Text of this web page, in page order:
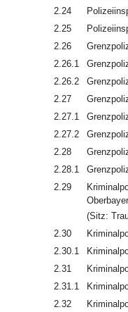
2.24
2.25
2.26
2.26.1
2.26.2
2.27
2.27.1
2.27.2
2.28
2.28.1
2.29
(Sitz:
2.30
2.30.1
2.31
2.31.1
2.32